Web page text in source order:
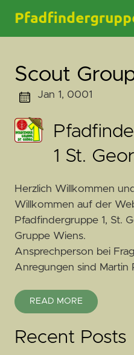
Scout
Jan 1, 0001
1 St.
Herzlich Willkommen
Willkommen auf der
Pfadfindergruppe 1, St.
Gruppe Wiens.
Ansprechperson bei
Anregungen sind Martin
READ MORE
Recent Posts